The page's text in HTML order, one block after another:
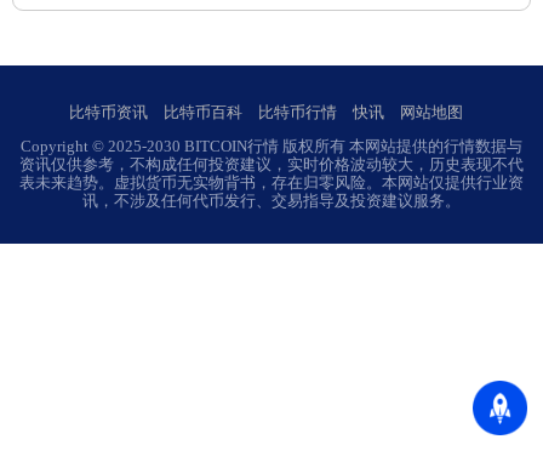
比特币资讯 比特币百科 比特币行情 快讯 网站地图
Copyright © 2025-2030 BITCOIN行情 版权所有 本网站提供的行情数据与
资讯仅供参考，不构成任何投资建议，实时价格波动较大，历史表现不代
表未来趋势。虚拟货币无实物背书，存在归零风险。本网站仅提供行业资
讯，不涉及任何代币发行、交易指导及投资建议服务。